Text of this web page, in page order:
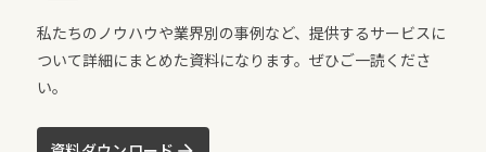
私たちのノウハウや業界別の事例など、提供するサービスに
ついて詳細にまとめた資料になります。ぜひご一読くださ
い。